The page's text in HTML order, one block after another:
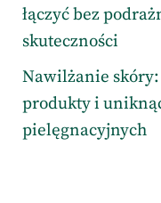
łączyć bez
skuteczności
Nawilżanie
produkty i
pielęgnacyjnych